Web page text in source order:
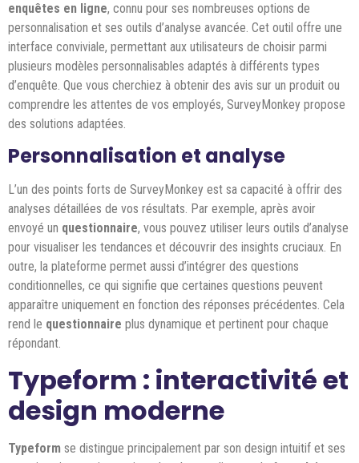
enquêtes en ligne, connu pour ses nombreuses options de
personnalisation et ses outils d’analyse avancée. Cet outil offre une
interface conviviale, permettant aux utilisateurs de choisir parmi
plusieurs modèles personnalisables adaptés à différents types
d’enquête. Que vous cherchiez à obtenir des avis sur un produit ou
comprendre les attentes de vos employés, SurveyMonkey propose
des solutions adaptées.
Personnalisation et analyse
L’un des points forts de SurveyMonkey est sa capacité à offrir des
analyses détaillées de vos résultats. Par exemple, après avoir
envoyé un questionnaire, vous pouvez utiliser leurs outils d’analyse
pour visualiser les tendances et découvrir des insights cruciaux. En
outre, la plateforme permet aussi d’intégrer des questions
conditionnelles, ce qui signifie que certaines questions peuvent
apparaître uniquement en fonction des réponses précédentes. Cela
rend le questionnaire plus dynamique et pertinent pour chaque
répondant.
Typeform : interactivité et
design moderne
Typeform se distingue principalement par son design intuitif et ses